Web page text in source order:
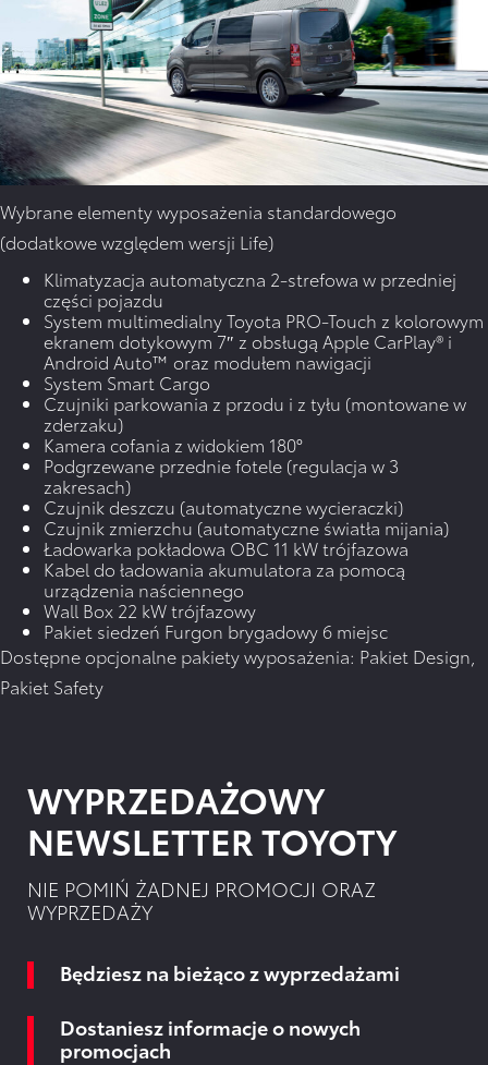
Wybrane elementy wyposażenia standardowego
(dodatkowe względem wersji Life)
Klimatyzacja automatyczna 2-strefowa w przedniej
części pojazdu
System multimedialny Toyota PRO-Touch z kolorowym
ekranem dotykowym 7″ z obsługą Apple CarPlay® i
Android Auto™ oraz modułem nawigacji
System Smart Cargo
Czujniki parkowania z przodu i z tyłu (montowane w
zderzaku)
Kamera cofania z widokiem 180°
Podgrzewane przednie fotele (regulacja w 3
zakresach)
Czujnik deszczu (automatyczne wycieraczki)
Czujnik zmierzchu (automatyczne światła mijania)
Ładowarka pokładowa OBC 11 kW trójfazowa
Kabel do ładowania akumulatora za pomocą
urządzenia naściennego
Wall Box 22 kW trójfazowy
Pakiet siedzeń Furgon brygadowy 6 miejsc
Dostępne opcjonalne pakiety wyposażenia: Pakiet Design,
Pakiet Safety
WYPRZEDAŻOWY
NEWSLETTER TOYOTY
NIE POMIŃ ŻADNEJ PROMOCJI ORAZ
WYPRZEDAŻY
Będziesz na bieżąco z wyprzedażami
Dostaniesz informacje o nowych
promocjach